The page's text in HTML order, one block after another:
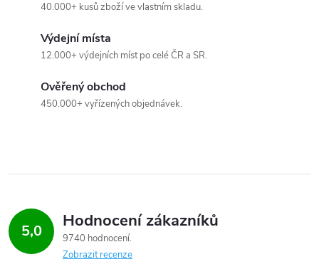
r
v
k
40.000+ kusů zboží ve vlastním skladu.
Výdejní místa
12.000+ výdejních míst po celé ČR a SR.
Ověřený obchod
450.000+ vyřízených objednávek.
5,0 Hodnocení zákazníků
9740 hodnocení
Zobrazit recenze